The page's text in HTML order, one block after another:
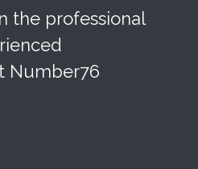
the professional
Number76